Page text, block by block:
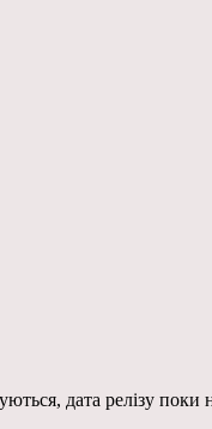
дата релізу поки